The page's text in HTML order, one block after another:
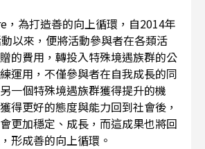
，為打造善的向上循環，自2014年
以來，便將活動參與者在各類活
的費用，轉投入特殊境遇族群的公
運用，不僅參與者在自我成長的同
一個特殊境遇族群獲得提升的機
得更好的態度與能力回到社會後，
更加穩定、成長，而這成果也將回
形成善的向上循環。